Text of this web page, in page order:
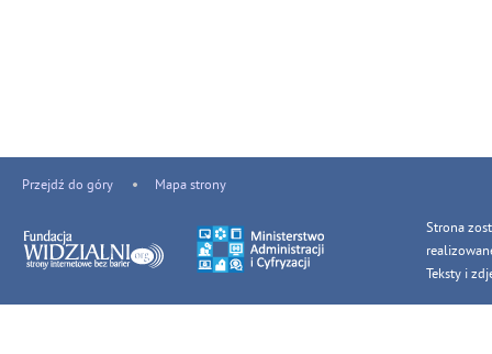
Przejdź do góry Mapa strony
Strona
Teksty i